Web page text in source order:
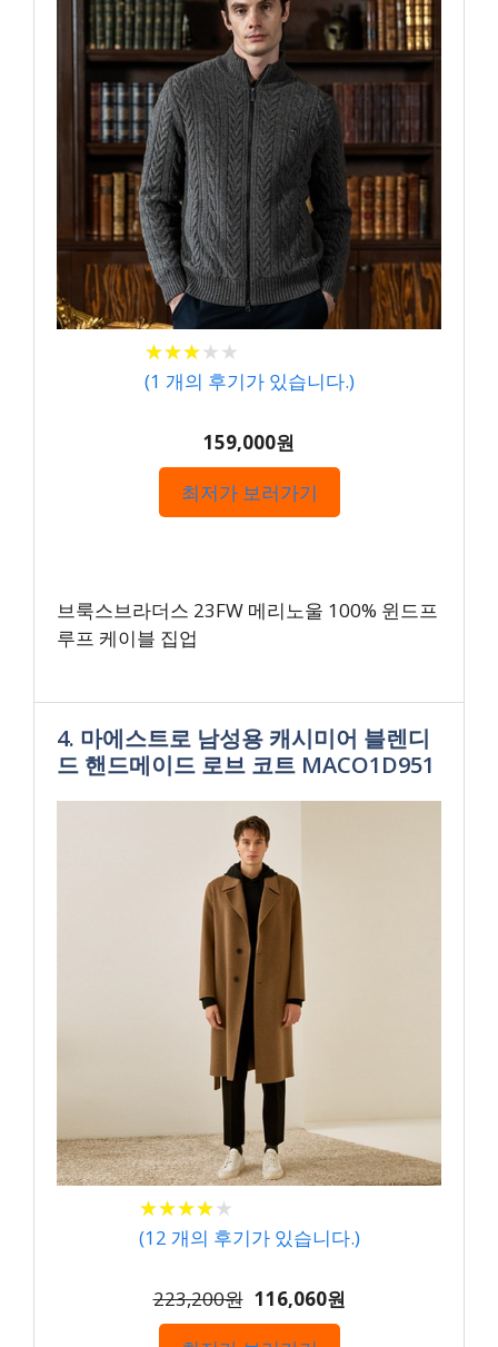
★★★★ ★
★★★★ ★
(1 개의 후기가 있습니다.)
159,000원
최저가 보러가기
브룩스브라더스 23FW 메리노울 100% 윈드프
루프 케이블 집업
4. 마에스트로 남성용 캐시미어 블렌디
드 핸드메이드 로브 코트 MACO1D951
★★★★★
★★★★★
(12 개의 후기가 있습니다.)
223,200원 116,060원